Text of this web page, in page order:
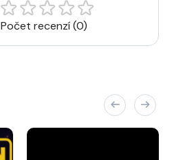
Počet recenzí (0)